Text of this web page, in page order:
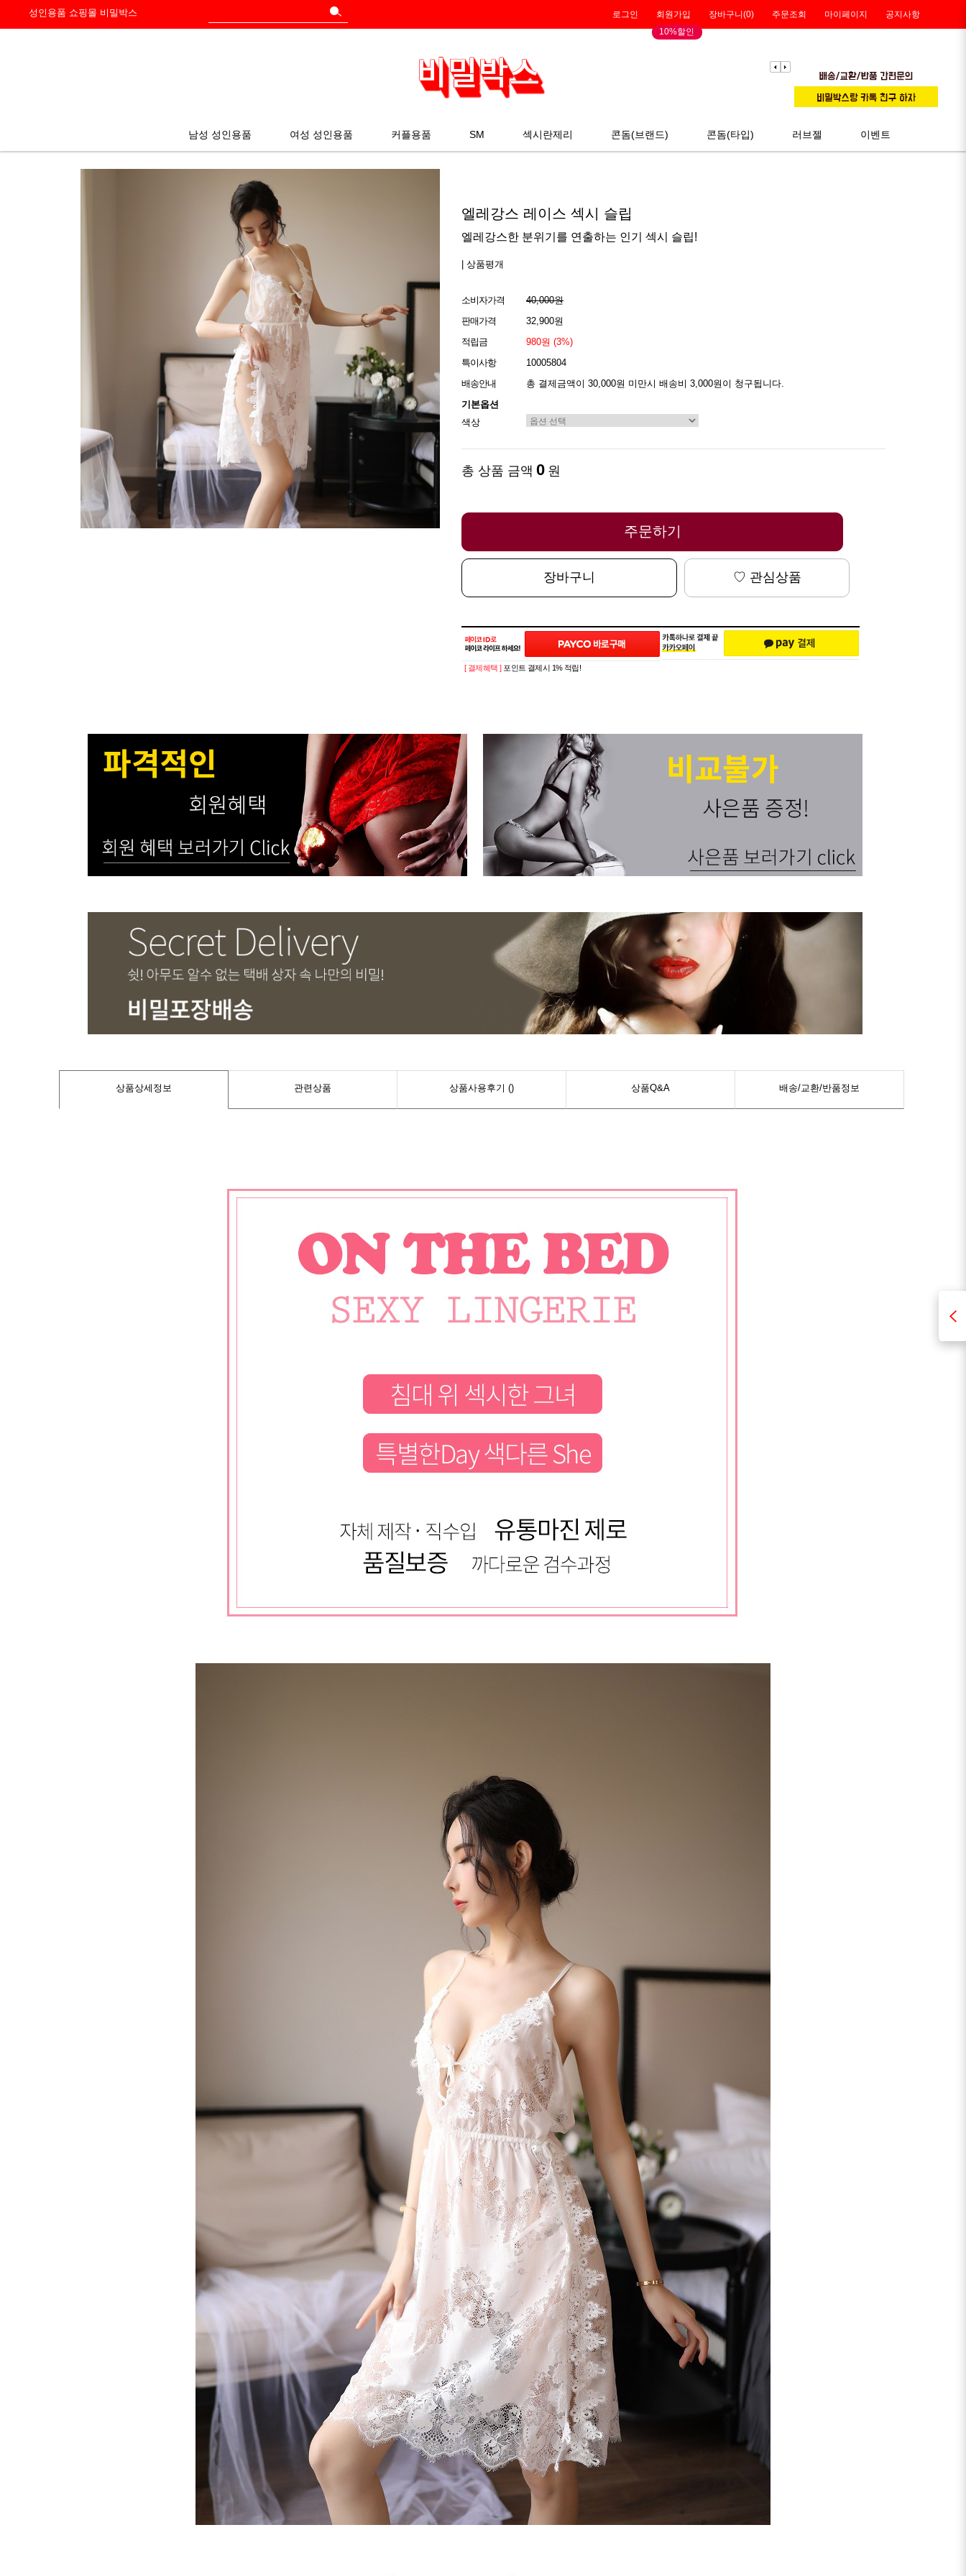
로그인
회원가입
10%할인
장바구니(0) 주문조회 마이페이지 공지사항
성인용품 쇼핑몰 비밀박스
남성 성인용품 여성 성인용품 커플용품 SM 섹시란제리 콘돔(브랜드) 콘돔(타입) 러브젤 이벤트
엘레강스 레이스 섹시 슬립
엘레강스한 분위기를 연출하는 인기 섹시 슬립!
| 상품평개
소비자가격
40,000원
판매가격
32,900원
적립금
980원 (3%)
특이사항
10005804
배송안내
총 결제금액이 30,000원 미만시 배송비 3,000원이 청구됩니다.
기본옵션
색상
총 상품 금액 0 원
주문하기
장바구니 ♡ 관심상품
PAYCO 바로구매
[ 결제혜택 ] 포인트 결제시 1% 적립!
상품상세정보 관련상품 상품사용후기 () 상품Q&A 배송/교환/반품정보